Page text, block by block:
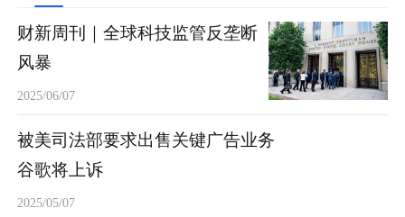
财新周刊｜全球科技监管反垄断
风暴
2025/06/07
被美司法部要求出售关键广告业务
谷歌将上诉
2025/05/07